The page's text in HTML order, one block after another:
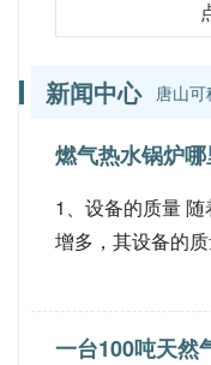
新闻中心 唐山
燃气热水锅炉
1、设备的质量
增多，其设备的
一台100吨天然